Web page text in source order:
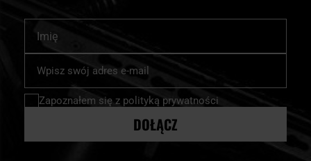
nasz
newsletter:
Zapoznałem się z polityką prywatności
DOŁĄCZ